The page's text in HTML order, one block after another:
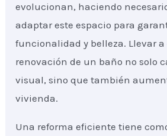
evolucionan, haciendo
adaptar este espacio para
funcionalidad y belleza. Llevar a
renovación de un baño no solo
visual, sino que también
vivienda.
Una reforma eficiente tiene